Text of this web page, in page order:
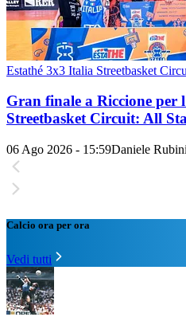
Estathé 3x3 Italia Streetbasket
Gran finale a Riccione per
Streetbasket Circuit: All
06 Ago 2026 - 15:59Daniele Rubini
Calcio ora per ora
Vedi tutti